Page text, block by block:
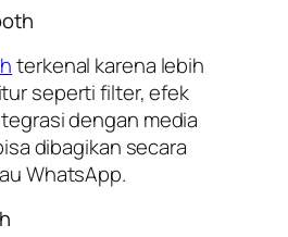
terkenal karena lebih
seperti filter, efek
dengan media
dibagikan secara
WhatsApp.